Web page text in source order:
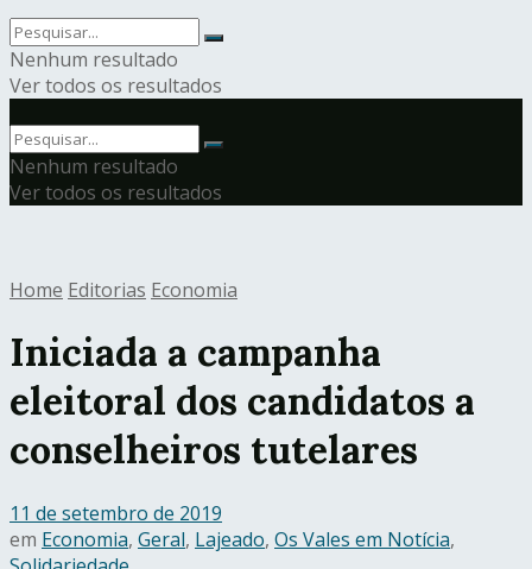
Nenhum resultado
Ver todos os resultados
Nenhum resultado
Ver todos os resultados
Home Editorias Economia
Iniciada a campanha
eleitoral dos candidatos a
conselheiros tutelares
11 de setembro de 2019
em Economia, Geral, Lajeado, Os Vales em Notícia,